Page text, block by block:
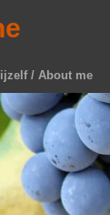
/ About me